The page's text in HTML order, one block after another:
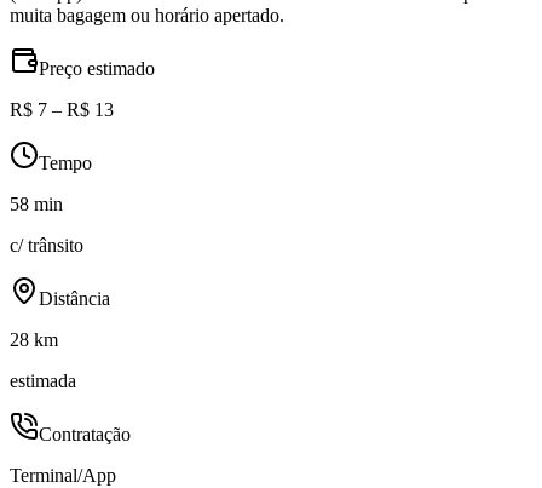
muita bagagem ou horário apertado.
Preço estimado
R$ 7 – R$ 13
Tempo
58 min
c/ trânsito
Distância
28 km
estimada
Contratação
Terminal/App